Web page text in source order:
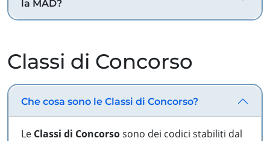
la MAD?
Classi di Concorso
Che cosa sono le Classi di Concorso?
Le Classi di Concorsosono dei codici stabiliti dal